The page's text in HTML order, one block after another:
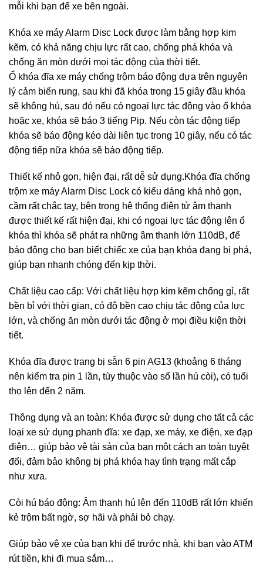
mỗi khi bạn để xe bên ngoài.
Khóa xe máy Alarm Disc Lock được làm bằng hợp kim
kẽm, có khả năng chịu lực rất cao, chống phá khóa và
chống ăn mòn dưới mọi tác động của thời tiết.
Ổ khóa đĩa xe máy chống trộm báo động dựa trên nguyên
lý cảm biến rung, sau khi đã khóa trong 15 giây đầu khóa
sẽ không hú, sau đó nếu có ngoại lực tác động vào ổ khóa
hoặc xe, khóa sẽ báo 3 tiếng Pip. Nếu còn tác động tiếp
khóa sẽ báo động kéo dài liên tục trong 10 giây, nếu có tác
động tiếp nữa khóa sẽ báo động tiếp.
Thiết kế nhỏ gọn, hiện đại, rất dễ sử dụng.Khóa đĩa chống
trộm xe máy Alarm Disc Lock có kiểu dáng khá nhỏ gọn,
cầm rất chắc tay, bên trong hệ thống điện tử âm thanh
được thiết kế rất hiện đại, khi có ngoại lực tác động lên ổ
khóa thì khóa sẽ phát ra những âm thanh lớn 110dB, để
báo động cho bạn biết chiếc xe của bạn khóa đang bị phá,
giúp bạn nhanh chóng đến kịp thời.
Chất liệu cao cấp: Với chất liệu hợp kim kẽm chống gỉ, rất
bền bỉ với thời gian, có độ bền cao chịu tác động của lực
lớn, và chống ăn mòn dưới tác động ở mọi điều kiện thời
tiết.
Khóa đĩa được trang bị sẵn 6 pin AG13 (khoảng 6 tháng
nên kiểm tra pin 1 lần, tùy thuộc vào số lần hú còi), có tuổi
thọ lên đến 2 năm.
Thông dụng và an toàn: Khóa được sử dụng cho tất cả các
loại xe sử dụng phanh đĩa: xe đạp, xe máy, xe điện, xe đạp
điện… giúp bảo vệ tài sản của bạn một cách an toàn tuyệt
đối, đảm bảo không bị phá khóa hay tình trạng mất cắp
như xưa.
Còi hú báo động: Âm thanh hú lên đến 110dB rất lớn khiến
kẻ trộm bất ngờ, sợ hãi và phải bỏ chạy.
Giúp bảo vệ xe của bạn khi để trước nhà, khi bạn vào ATM
rút tiền, khi đi mua sắm…